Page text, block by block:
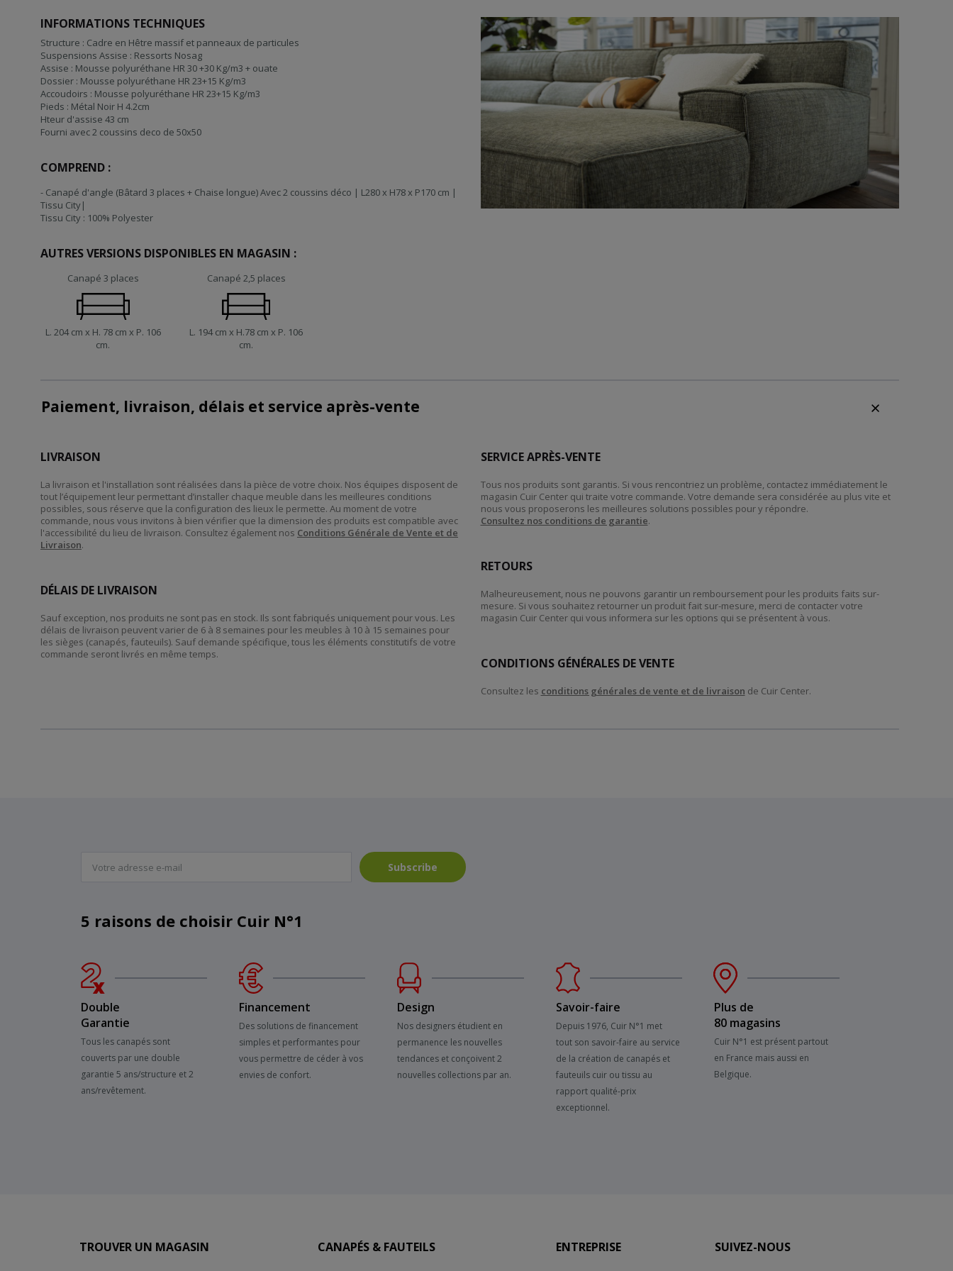
INFORMATIONS TECHNIQUES
Structure : Cadre en Hêtre massif et panneaux de particules
Suspensions Assise : Ressorts Nosag
Assise : Mousse polyuréthane HR 30 +30 Kg/m3 + ouate
Dossier : Mousse polyuréthane HR 23+15 Kg/m3
Accoudoirs : Mousse polyuréthane HR 23+15 Kg/m3
Pieds : Métal Noir H 4.2cm
Hteur d'assise 43 cm
Fourni avec 2 coussins deco de 50x50
COMPREND :
- Canapé d'angle (Bâtard 3 places + Chaise longue) Avec 2 coussins déco | L280 x H78 x P170 cm |
Tissu City|
Tissu City : 100% Polyester
AUTRES VERSIONS DISPONIBLES EN MAGASIN :
Canapé 3 places
L. 204 cm x H. 78 cm x P. 106
cm.
Canapé 2,5 places
L. 194 cm x H.78 cm x P. 106
cm.
Paiement, livraison, délais et service après-vente
LIVRAISON
La livraison et l'installation sont réalisées dans la pièce de votre choix. Nos équipes disposent de
tout l’équipement leur permettant d’installer chaque meuble dans les meilleures conditions
possibles, sous réserve que la configuration des lieux le permette. Au moment de votre
commande, nous vous invitons à bien vérifier que la dimension des produits est compatible avec
l'accessibilité du lieu de livraison. Consultez également nos Conditions Générale de Vente et de
Livraison.
DÉLAIS DE LIVRAISON
Sauf exception, nos produits ne sont pas en stock. Ils sont fabriqués uniquement pour vous. Les
délais de livraison peuvent varier de 6 à 8 semaines pour les meubles à 10 à 15 semaines pour
les sièges (canapés, fauteuils). Sauf demande spécifique, tous les éléments constitutifs de votre
commande seront livrés en même temps.
SERVICE APRÈS-VENTE
Tous nos produits sont garantis. Si vous rencontriez un problème, contactez immédiatement le
magasin Cuir Center qui traite votre commande. Votre demande sera considérée au plus vite et
nous vous proposerons les meilleures solutions possibles pour y répondre.
Consultez nos conditions de garantie.
RETOURS
Malheureusement, nous ne pouvons garantir un remboursement pour les produits faits sur-
mesure. Si vous souhaitez retourner un produit fait sur-mesure, merci de contacter votre
magasin Cuir Center qui vous informera sur les options qui se présentent à vous.
CONDITIONS GÉNÉRALES DE VENTE
Consultez les conditions générales de vente et de livraison de Cuir Center.
Subscribe
5 raisons de choisir Cuir N°1
Double
Garantie
Tous les canapés sont
couverts par une double
garantie 5 ans/structure et 2
ans/revêtement.
Financement
Des solutions de financement
simples et performantes pour
vous permettre de céder à vos
envies de confort.
Design
Nos designers étudient en
permanence les nouvelles
tendances et conçoivent 2
nouvelles collections par an.
Savoir-faire
Depuis 1976, Cuir N°1 met
tout son savoir-faire au service
de la création de canapés et
fauteuils cuir ou tissu au
rapport qualité-prix
exceptionnel.
Plus de
80 magasins
Cuir N°1 est présent partout
en France mais aussi en
Belgique.
TROUVER UN MAGASIN CANAPÉS & FAUTEILS ENTREPRISE SUIVEZ-NOUS